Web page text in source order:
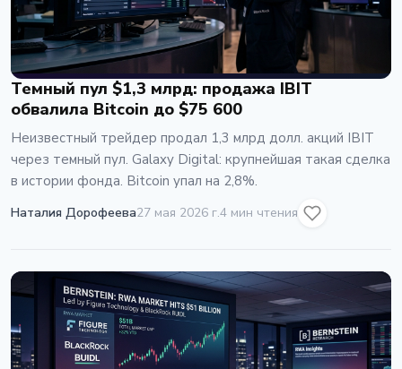
Темный пул $1,3 млрд: продажа IBIT
обвалила Bitcoin до $75 600
Неизвестный трейдер продал 1,3 млрд долл. акций IBIT
через темный пул. Galaxy Digital: крупнейшая такая сделка
в истории фонда. Bitcoin упал на 2,8%.
Наталия Дорофеева27 мая 2026 г.4 мин чтения